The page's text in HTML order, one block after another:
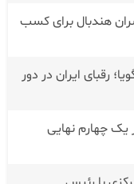
هندبال برای کسب
رقبای ایران در دور
یک چهارم نهایی